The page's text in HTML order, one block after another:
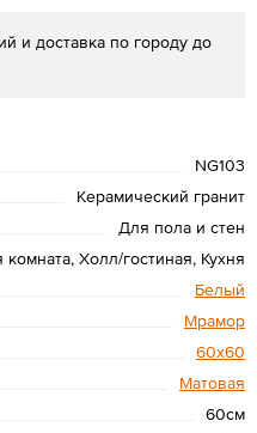
и доставка по городу до
NG103
Керамический гранит
Для пола и стен
комната, Холл/гостиная, Кухня
Белый
Мрамор
60х60
Матовая
60см